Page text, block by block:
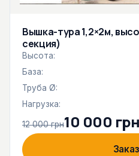
Вышка-тура 1,2×2м,
секция)
Высота:
База:
Труба Ø:
Нагрузка:
12 000 грн10 000 грн